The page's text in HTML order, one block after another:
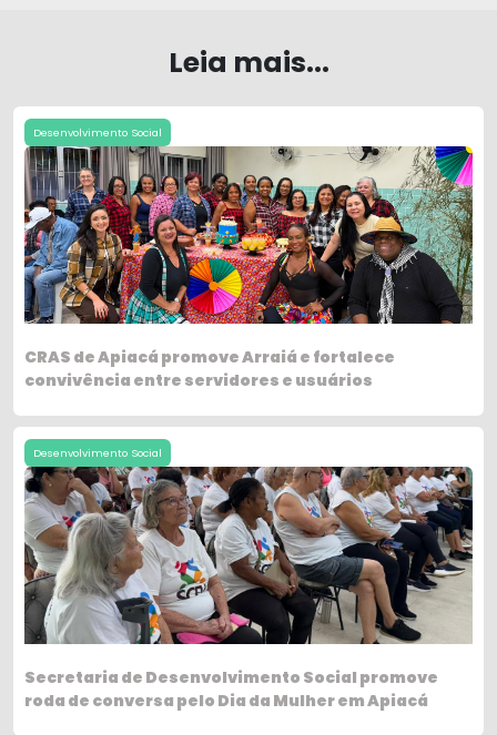
Leia mais...
Desenvolvimento Social
CRAS de Apiacá promove Arraiá e fortalece
convivência entre servidores e usuários
Desenvolvimento Social
Secretaria de Desenvolvimento Social promove
roda de conversa pelo Dia da Mulher em Apiacá